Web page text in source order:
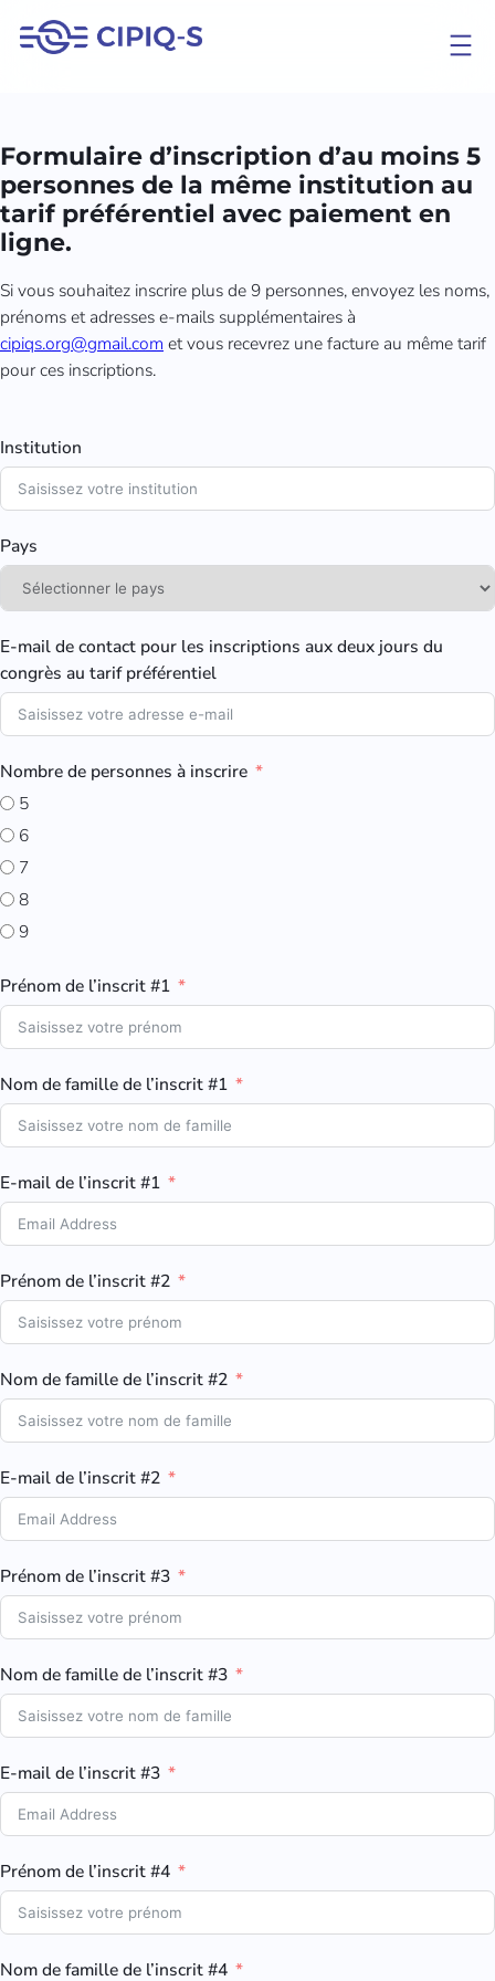
Formulaire d’inscription d’au moins 5
personnes de la même institution au
tarif préférentiel avec paiement en
ligne.
Si vous souhaitez inscrire plus de 9 personnes, envoyez les noms,
prénoms et adresses e-mails supplémentaires à
cipiqs.org@gmail.comet vous recevrez une facture au même tarif
pour ces inscriptions.
Institution
Pays
E-mail de contact pour les inscriptions aux deux jours du
congrès au tarif préférentiel
Nombre de personnes à inscrire
5
6
7
8
9
Prénom de l’inscrit #1
Nom de famille de l’inscrit #1
E-mail de l’inscrit #1
Prénom de l’inscrit #2
Nom de famille de l’inscrit #2
E-mail de l’inscrit #2
Prénom de l’inscrit #3
Nom de famille de l’inscrit #3
E-mail de l’inscrit #3
Prénom de l’inscrit #4
Nom de famille de l’inscrit #4